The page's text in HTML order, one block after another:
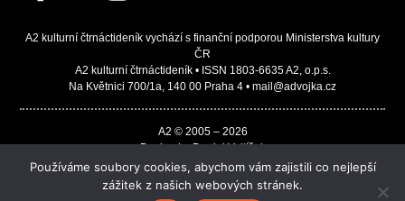
A2 kulturní čtrnáctideník vychází s finanční podporou Ministerstva kultury
ČR
A2 kulturní čtrnáctideník • ISSN 1803-6635 A2, o.p.s.
Na Květnici 700/1a, 140 00 Praha 4 • mail@advojka.cz
A2 © 2005 – 2026
Design by Daniel Vojtíšek
Built by JASA-IT & ChSoft
Používáme soubory cookies, abychom vám zajistili co nejlepší
zážitek z našich webových stránek.